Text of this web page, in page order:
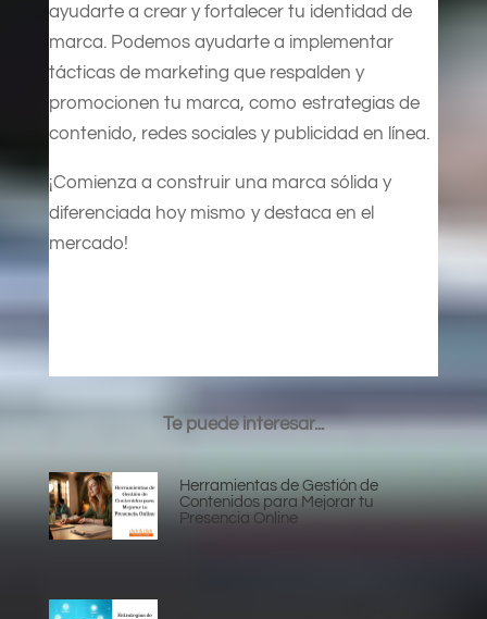
ayudarte a crear y fortalecer tu identidad de
marca. Podemos ayudarte a implementar
tácticas de marketing que respalden y
promocionen tu marca, como estrategias de
contenido, redes sociales y publicidad en línea.
¡Comienza a construir una marca sólida y
diferenciada hoy mismo y destaca en el
mercado!
Te puede interesar...
Herramientas de Gestión de
Contenidos para Mejorar tu
Presencia Online